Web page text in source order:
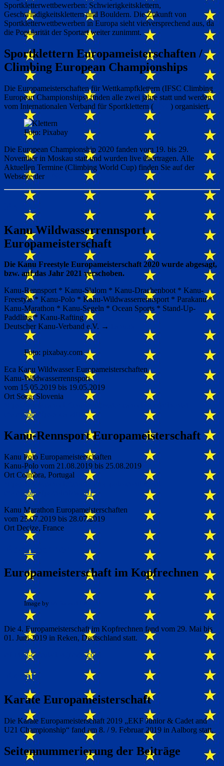
Sportkletterwettbewerben: Schwierigkeitsklettern,
Geschwindigkeitsklettern und Bouldern. Die Zukunft von
Sportkletterwettbewerben in Europa sieht vielversprechend aus, da
die Popularität der Sportart weiter zunimmt.
Sportklettern Europameisterschaften /
Climbing European Championships
Die Europameisterschaften für Wettkampfklettern (IFSC Climbing
European Championships) finden alle zwei jahre statt und werden
vom Internationalen Verband für Sportklettern (IFSC ) organisiert.
Foto: Pixabay
Die European Championship 2020 fanden vom 19. bis 29.
November in Moskau statt und wurden live übertragen. Alle
Aktuellen Termine (Climbing World Cup) finden Sie auf der
Webseite der
Kanu
Kanu Wildwasserrennsport
Europameisterschaft
Die Kanu Freestyle Europameisterschaft 2020 wurde abgesagt,
bzw. auf das Jahr 2021 verschoben.
Kanu-Rennsport * Kanu-Slalom * Kanu-Drachenboot * Kanu-
Freestyle * Kanu-Polo * Kanu-Wildwasserrennsport * Parakanu *
Kanu-Marathon * Kanu-Segeln * Ocean Sports * Stand-Up-
Paddling * Kanu-Rafting
Deutscher Kanu-Verband e.V. →
Foto: pixabay.com
Eca Kanu Wildwasser Europameisterschaften
Kanu-Wildwasserrennsport
vom 15.05.2019 bis 19.05.2019
Ort Soca, Slovenia
https://www.canoeicf.com/wildwater-canoeing-continental-
championships/soca-2019
Kanu-Rennsport Europameisterschaft
Kanu Polo Europameisterschaften
Kanu-Polo vom 21.08.2019 bis 25.08.2019
Ort Coimbra, Portugal
https://www.canoeicf.com/canoe-polo-continental-
championships/coimbra-2019
Kanu Marathon Europameisterschaften
vom 25.07.2019 bis 28.07.2019
Ort Decize, France
Kopfrechnen
Europameisterschaft im Kopfrechnen
Image by Mohamed Hassan
Die 4. Europameisterschaft im Kopfrechnen fand vom 29. Mai bis
01. Juni 2019 in Reken, Deutschland statt.
mittring-calculation.jimdo.com
Karate
Karate Europameisterschaft
Die Karate Europameisterschaft 2019 „EKF Junior & Cadet and
U21 Championship“ fand am 8. / 9. Februar 2019 in Aalborg statt.
Seitennummerierung der Beiträge